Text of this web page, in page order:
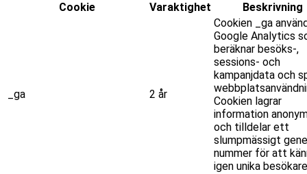
Cookie
Varaktighet Beskrivning
_ga 2 år
Cookien _ga
Google Analytics
beräknar besöks-,
sessions- och
kampanjdata och
Cookien lagrar
information
och tilldelar ett
slumpmässigt
nummer för att
igen unika